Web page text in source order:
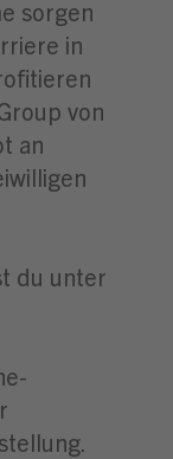
sorgen
in
von
an
du unter